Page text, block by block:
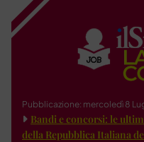
Pubblicazione: mercoledì 8
Bandi e concorsi: le
della Repubblica Italiana